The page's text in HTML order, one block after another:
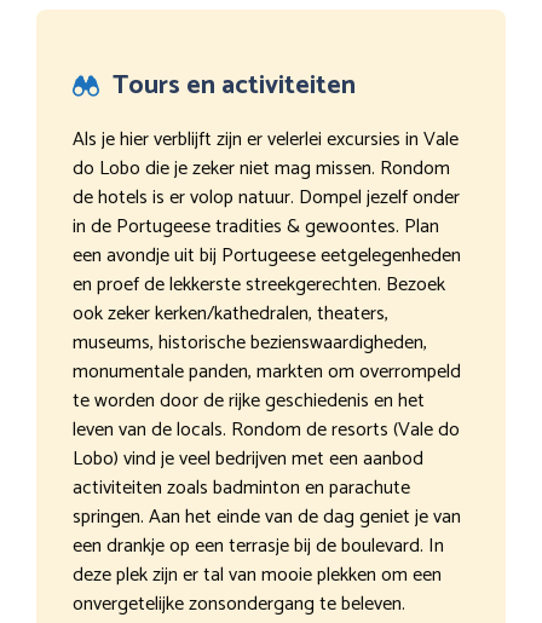
Tours en activiteiten
Als je hier verblijft zijn er velerlei excursies in Vale
do Lobo die je zeker niet mag missen. Rondom
de hotels is er volop natuur. Dompel jezelf onder
in de Portugeese tradities & gewoontes. Plan
een avondje uit bij Portugeese eetgelegenheden
en proef de lekkerste streekgerechten. Bezoek
ook zeker kerken/kathedralen, theaters,
museums, historische bezienswaardigheden,
monumentale panden, markten om overrompeld
te worden door de rijke geschiedenis en het
leven van de locals. Rondom de resorts (Vale do
Lobo) vind je veel bedrijven met een aanbod
activiteiten zoals badminton en parachute
springen. Aan het einde van de dag geniet je van
een drankje op een terrasje bij de boulevard. In
deze plek zijn er tal van mooie plekken om een
onvergetelijke zonsondergang te beleven.